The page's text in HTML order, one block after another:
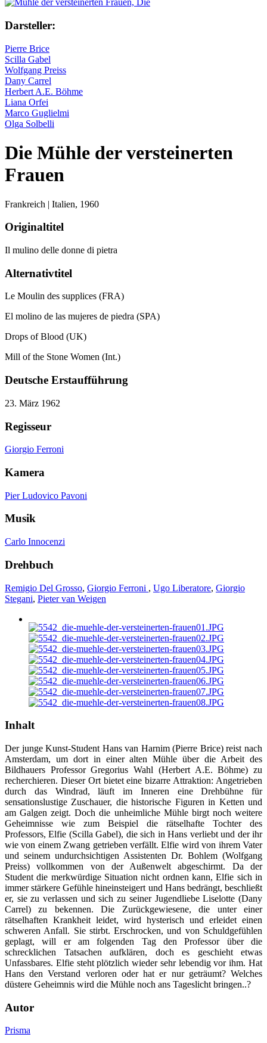
Darsteller:
Pierre Brice
Scilla Gabel
Wolfgang Preiss
Dany Carrel
Herbert A.E. Böhme
Liana Orfei
Marco Guglielmi
Olga Solbelli
Die Mühle der versteinerten
Frauen
Frankreich | Italien, 1960
Originaltitel
Il mulino delle donne di pietra
Alternativtitel
Le Moulin des supplices (FRA)
El molino de las mujeres de piedra (SPA)
Drops of Blood (UK)
Mill of the Stone Women (Int.)
Deutsche Erstaufführung
23. März 1962
Regisseur
Giorgio Ferroni
Kamera
Pier Ludovico Pavoni
Musik
Carlo Innocenzi
Drehbuch
Remigio Del Grosso, Giorgio Ferroni , Ugo Liberatore, Giorgio
Stegani, Pieter van Weigen
Inhalt
Der junge Kunst-Student Hans van Harnim (Pierre Brice) reist nach
Amsterdam, um dort in einer alten Mühle über die Arbeit des
Bildhauers Professor Gregorius Wahl (Herbert A.E. Böhme) zu
recherchieren. Dieser Ort bietet eine bizarre Attraktion: Angetrieben
durch das Windrad, läuft im Inneren eine Drehbühne für
sensationslustige Zuschauer, die historische Figuren in Ketten und
am Galgen zeigt. Doch die unheimliche Mühle birgt noch weitere
Geheimnisse wie zum Beispiel die rätselhafte Tochter des
Professors, Elfie (Scilla Gabel), die sich in Hans verliebt und der ihr
wie von einem Zwang getrieben verfällt. Elfie wird von ihrem Vater
und seinem undurchsichtigen Assistenten Dr. Bohlem (Wolfgang
Preiss) vollkommen von der Außenwelt abgeschirmt. Da der
Student die merkwürdige Situation nicht ordnen kann, Elfie sich in
immer stärkere Gefühle hineinsteigert und Hans bedrängt, beschließt
er, sie zu verlassen und sich zu seiner Jugendliebe Liselotte (Dany
Carrel) zu bekennen. Die Zurückgewiesene, die unter einer
rätselhaften Krankheit leidet, wird hysterisch und erleidet einen
schweren Anfall. Sie stirbt. Erschrocken, und von Schuldgefühlen
geplagt, will er am folgenden Tag den Professor über die
schrecklichen Tatsachen aufklären, doch es geschieht etwas
Unfassbares. Elfie steht plötzlich wieder sehr lebendig vor ihm. Hat
Hans den Verstand verloren oder hat er nur geträumt? Welches
düstere Geheimnis wird die Mühle noch ans Tageslicht bringen..?
Autor
Prisma